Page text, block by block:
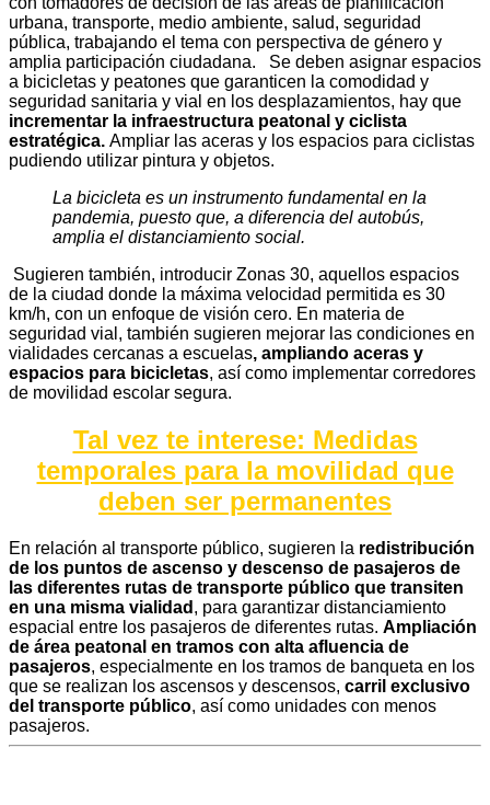
urbana, transporte, medio ambiente, salud, seguridad
pública, trabajando el tema con perspectiva de género y
amplia participación ciudadana.
Se deben asignar espacios
a bicicletas y peatones que garanticen la comodidad y
seguridad sanitaria y vial en los desplazamientos, hay que
incrementar la infraestructura peatonal y ciclista
estratégica. Ampliar las aceras y los espacios para ciclistas
pudiendo utilizar pintura y objetos.
La bicicleta es un instrumento fundamental en la
pandemia, puesto que, a diferencia del autobús,
amplia el distanciamiento social.
Sugieren también, introducir Zonas 30, aquellos espacios
de la ciudad donde la máxima velocidad permitida es 30
km/h, con un enfoque de visión cero. En materia de
seguridad vial, también sugieren mejorar las condiciones en
vialidades cercanas a escuelas, ampliando aceras y
espacios para bicicletas, así como implementar corredores
de movilidad escolar segura.
Tal vez te interese: Medidas
temporales para la movilidad que
deben ser permanentes
En relación al transporte público, sugieren la redistribución
de los puntos de ascenso y descenso de pasajeros de
las diferentes rutas de transporte público que transiten
en una misma vialidad , para garantizar distanciamiento
espacial entre los pasajeros de diferentes rutas. Ampliación
de área peatonal en tramos con alta afluencia de
pasajeros, especialmente en los tramos de banqueta en los
que se realizan los ascensos y descensos, carril exclusivo
del transporte público, así como unidades con menos
pasajeros.